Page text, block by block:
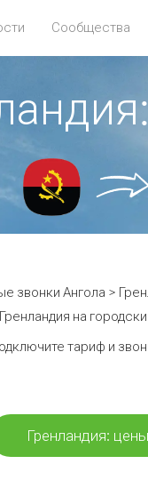
Сообщества
звонки Ангола >
на
тариф и
Гренландия: